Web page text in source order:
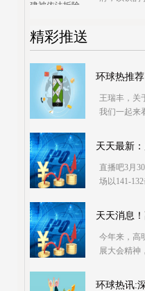
精彩推送
环球热推
王瑞丰，关
我们一起来
新能源专家
天天最新
直播吧3月
场以141-
本赛季有
天天消息
今年来，高
展大会精神
复态势。3
环球热讯: